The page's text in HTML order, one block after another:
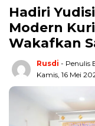
Hadiri
Modern
Wakafkan
Rusdi - Penulis
Kamis, 16 Mei